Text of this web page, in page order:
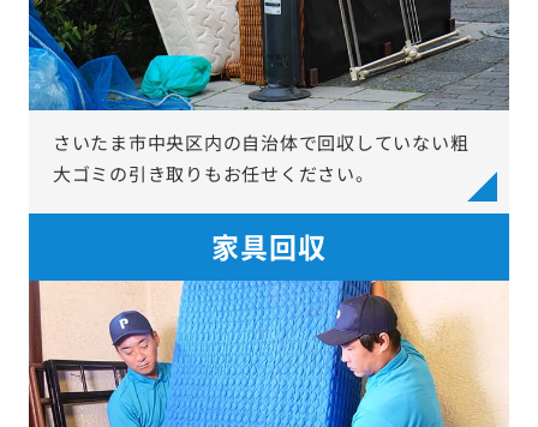
さいたま市中央区内の自治体で回収していない粗
大ゴミの引き取りもお任せください。
家具回収